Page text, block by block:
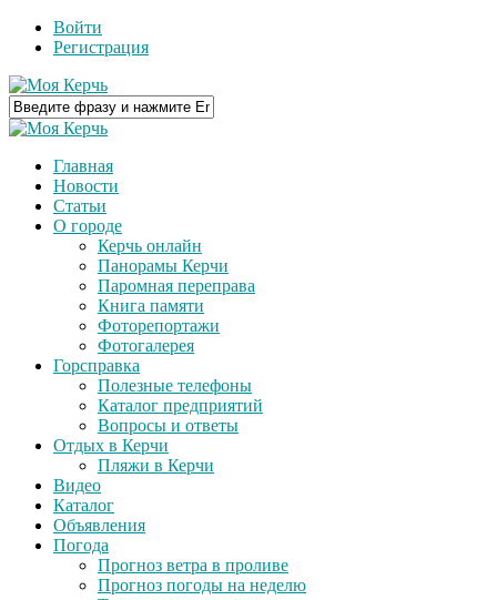
Войти
Регистрация
Главная
Новости
Статьи
О городе
Керчь онлайн
Панорамы Керчи
Паромная переправа
Книга памяти
Фоторепортажи
Фотогалерея
Горсправка
Полезные телефоны
Каталог предприятий
Вопросы и ответы
Отдых в Керчи
Пляжи в Керчи
Видео
Каталог
Объявления
Погода
Прогноз ветра в проливе
Прогноз погоды на неделю